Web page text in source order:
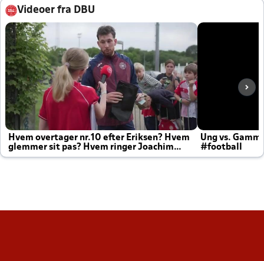
Videoer fra DBU
Hvem overtager nr.10 efter Eriksen? Hvem
glemmer sit pas? Hvem ringer Joachim
altid til efter kampe?
Ung vs.
#football